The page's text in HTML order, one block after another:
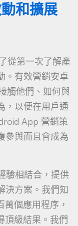
和擴展
從第一次了解產
。有效營銷安卓
觸他們、如何與
，以便在用戶通
App 營銷策
參與而且會成為
驗相結合，提供
決方案。我們知
個應用程序，
頂級結果。我們